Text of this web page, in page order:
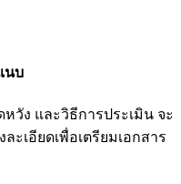
นบ
วัง และวิธีการประเมิน จะ
ะเอียดเพื่อเตรียมเอกสาร